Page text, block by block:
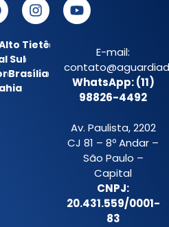
Tietê
Sul
Brasília
E-mail:
WhatsApp: (11)
98826-4492
Av. Paulista, 2202
CJ 81 – 8º Andar –
São Paulo –
Capital
CNPJ:
20.431.559/0001-
83